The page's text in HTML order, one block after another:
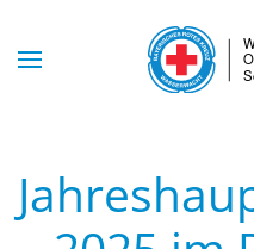
Skip to main content